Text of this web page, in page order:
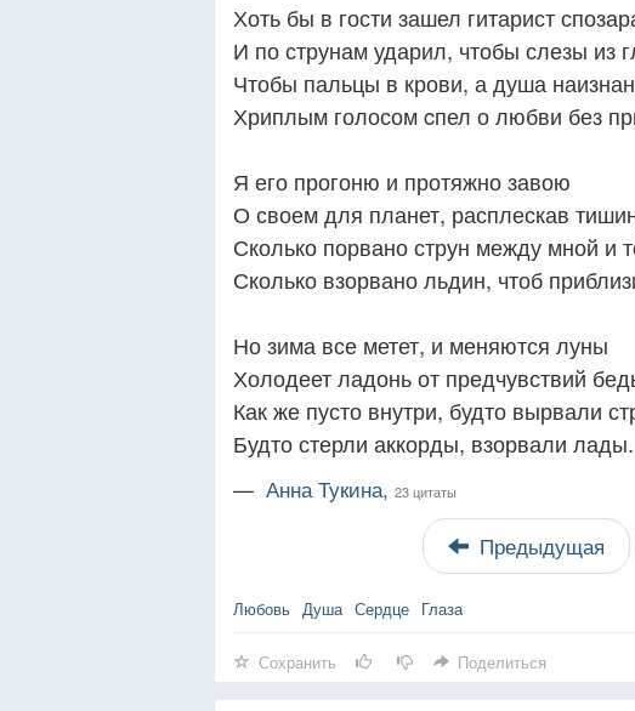
Хоть бы в гости зашел гитарист
И по струнам ударил, чтобы слезы из
Чтобы пальцы в крови, а душа
Хриплым голосом cпел о любви без
Я его прогоню и протяжно завою
О своем для планет, расплескав
Сколько порвано струн между мной и
Сколько взорвано льдин, чтоб
Но зима все метет, и меняются луны
Холодеет ладонь от предчувствий
Как же пусто внутри, будто вырвали
Будто стерли аккорды, взорвали лады.
— Анна Тукина, 23 цитаты
Предыдущая
Любовь Душа Сердце Глаза
Сохранить Поделиться